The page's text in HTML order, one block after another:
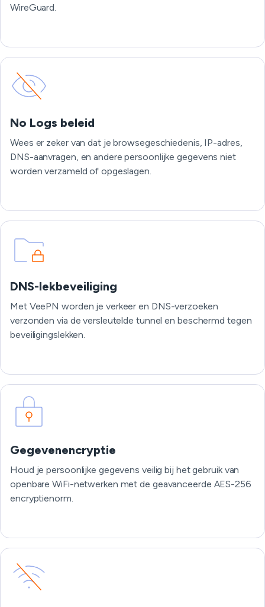
WireGuard.
No Logs beleid
Wees er zeker van dat je browsegeschiedenis, IP-adres,
DNS-aanvragen, en andere persoonlijke gegevens niet
worden verzameld of opgeslagen.
DNS-lekbeveiliging
Met VeePN worden je verkeer en DNS-verzoeken
verzonden via de versleutelde tunnel en beschermd tegen
beveiligingslekken.
Gegevenencryptie
Houd je persoonlijke gegevens veilig bij het gebruik van
openbare WiFi-netwerken met de geavanceerde AES-256
encryptienorm.